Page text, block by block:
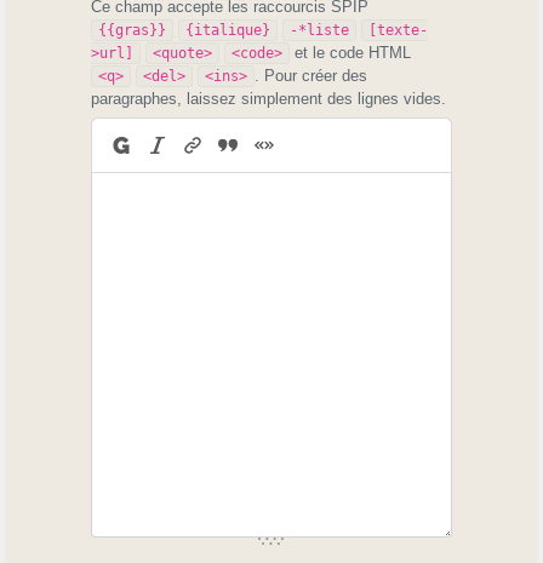
Ce champ accepte les raccourcis SPIP
{{gras}} {italique} -*liste
[texte-
>url]
<quote> <code> et le code HTML
<q> <del> <ins>
. Pour créer des
paragraphes, laissez simplement des lignes vides.